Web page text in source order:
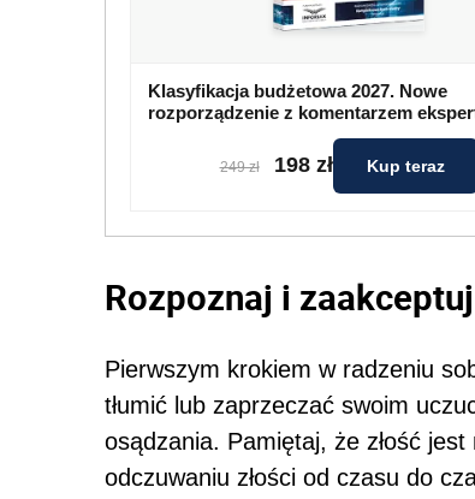
Klasyfikacja budżetowa 2027. Nowe
rozporządzenie z komentarzem
249 zł 198 zł Kup teraz
Rozpoznaj i
Pierwszym krokiem w radzeniu
tłumić lub zaprzeczać swoim
osądzania. Pamiętaj, że złość
odczuwaniu złości od czasu do